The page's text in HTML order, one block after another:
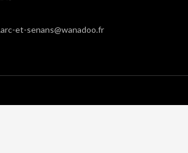
et-senans@wanadoo.fr